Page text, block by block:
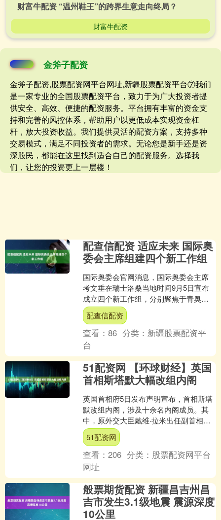
财富牛配资 “温州鞋王”的跨界生意走向终局？
财富牛配资
金斧子配资
金斧子配资,股票配资网平台网址,新疆股票配资平台⑦我们
是一家专业的全国股票配资平台，致力于为广大投资者提
供安全、高效、便捷的配资服务。平台拥有丰富的资金支
持和完善的风控体系，帮助用户以更低成本实现资金杠
杆，放大投资收益。我们提供灵活的配资方案，支持多种
交易模式，满足不同投资者的需求。无论您是新手还是资
深股民，都能在这里找到适合自己的配资服务。选择我
们，让您的投资更上一层楼！
配查信配资 适应未来 国际奥
委会主席组建四个新工作组
国际奥委会官网消息，国际奥委会主席
考文垂在瑞士洛桑当地时间9月5日宣布
成立四个新工作组，分别聚焦于青奥
会、奥运项目设置、女性项目保护以及
商业合作与营销领域。 在....
配查信配资
查看：86 分类： 新疆股票配资平
台
51配资网 【环球财经】英国
首相斯塔默大幅改组内阁
英国首相府5日发布声明宣布，首相斯塔
默改组内阁，涉及十余名内阁成员。其
中，原外交大臣戴维·拉米出任副首相，
接替因财务问题辞职的安杰拉·雷纳。 声
明说，改组已获英....
51配资网
查看：206 分类： 股票配资网平台
网址
般票期货配资 新疆昌吉州昌
吉市发生3.1级地震 震源深度
10公里